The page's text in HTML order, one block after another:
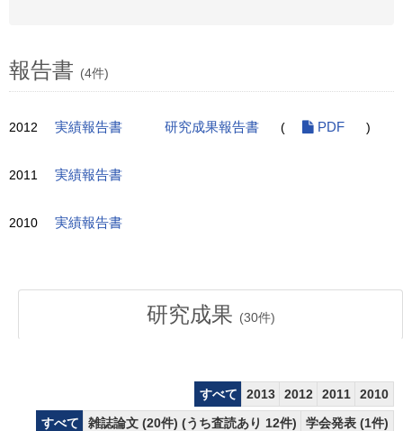
報告書 (4件)
2012 実績報告書 研究成果報告書 ( PDF )
2011 実績報告書
2010 実績報告書
研究成果 (30件)
すべて 2013 2012 2011
2010
すべて
雑誌論文 (20件) (うち査読あり 12件)
学会発表 (1件)